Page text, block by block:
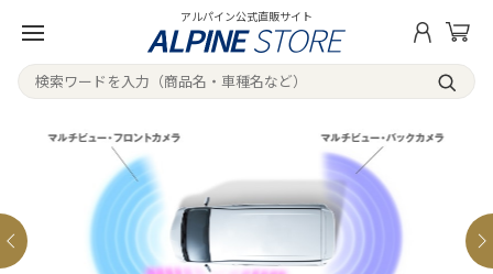
アルパイン公式直販サイト